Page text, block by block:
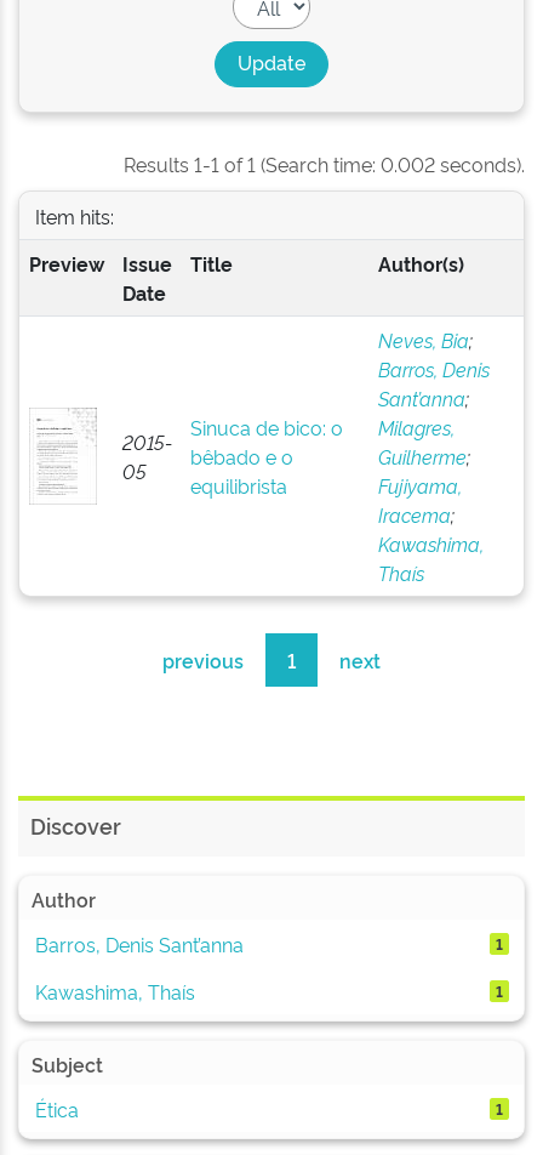
Results 1-1 of 1 (Search time: 0.002 seconds).
Item hits:
Preview
Issue
Date
Title Author(s)
2015-
05
Sinuca de bico: o
bêbado e o
equilibrista
Neves, Bia;
Barros, Denis
Sant’anna;
Milagres,
Guilherme;
Fujiyama,
Iracema;
Kawashima,
Thaís
previous 1 next
Discover
Author
Barros, Denis Sant’anna
1
Kawashima, Thaís 1
Subject
Ética
1